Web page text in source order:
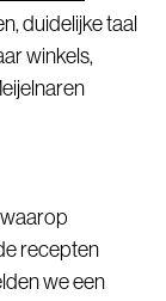
duidelijke taal
winkels,
waarop
recepten
we een